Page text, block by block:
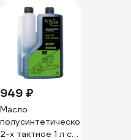
949 ₽
Масло
полусинтетическое
2-х тактное 1 л с